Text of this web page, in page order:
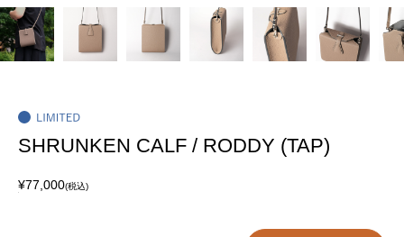
SHRUNKEN CALF / RODDY (TAP)
¥77,000(税込)